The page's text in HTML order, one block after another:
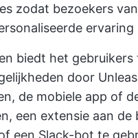
zodat bezoekers
ervaring
biedt het
door
de mobiele app of
een extensie aan
een Slack-bot te